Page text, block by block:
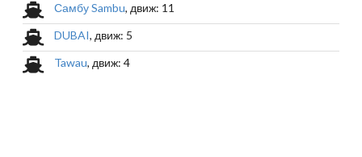
Самбу Sambu, движ: 11
DUBAI, движ: 5
Tawau, движ: 4